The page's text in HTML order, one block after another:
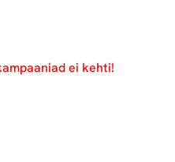
ei kehti!